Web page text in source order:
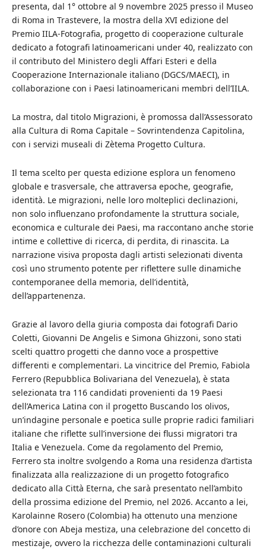
presenta, dal 1° ottobre al 9 novembre 2025 presso il Museo
di Roma in Trastevere, la mostra della XVI edizione del
Premio IILA-Fotografia, progetto di cooperazione culturale
dedicato a fotografi latinoamericani under 40, realizzato con
il contributo del Ministero degli Affari Esteri e della
Cooperazione Internazionale italiano (DGCS/MAECI), in
collaborazione con i Paesi latinoamericani membri dell’IILA.
La mostra, dal titolo Migrazioni, è promossa dall’Assessorato
alla Cultura di Roma Capitale – Sovrintendenza Capitolina,
con i servizi museali di Zètema Progetto Cultura.
Il tema scelto per questa edizione esplora un fenomeno
globale e trasversale, che attraversa epoche, geografie,
identità. Le migrazioni, nelle loro molteplici declinazioni,
non solo influenzano profondamente la struttura sociale,
economica e culturale dei Paesi, ma raccontano anche storie
intime e collettive di ricerca, di perdita, di rinascita. La
narrazione visiva proposta dagli artisti selezionati diventa
così uno strumento potente per riflettere sulle dinamiche
contemporanee della memoria, dell’identità,
dell’appartenenza.
Grazie al lavoro della giuria composta dai fotografi Dario
Coletti, Giovanni De Angelis e Simona Ghizzoni, sono stati
scelti quattro progetti che danno voce a prospettive
differenti e complementari. La vincitrice del Premio, Fabiola
Ferrero (Repubblica Bolivariana del Venezuela), è stata
selezionata tra 116 candidati provenienti da 19 Paesi
dell’America Latina con il progetto Buscando los olivos,
un’indagine personale e poetica sulle proprie radici familiari
italiane che riflette sull’inversione dei flussi migratori tra
Italia e Venezuela. Come da regolamento del Premio,
Ferrero sta inoltre svolgendo a Roma una residenza d’artista
finalizzata alla realizzazione di un progetto fotografico
dedicato alla Città Eterna, che sarà presentato nell’ambito
della prossima edizione del Premio, nel 2026. Accanto a lei,
Karolainne Rosero (Colombia) ha ottenuto una menzione
d’onore con Abeja mestiza, una celebrazione del concetto di
mestizaje, ovvero la ricchezza delle contaminazioni culturali